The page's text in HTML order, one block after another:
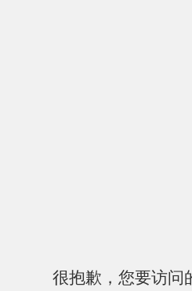
很抱歉，您要访问